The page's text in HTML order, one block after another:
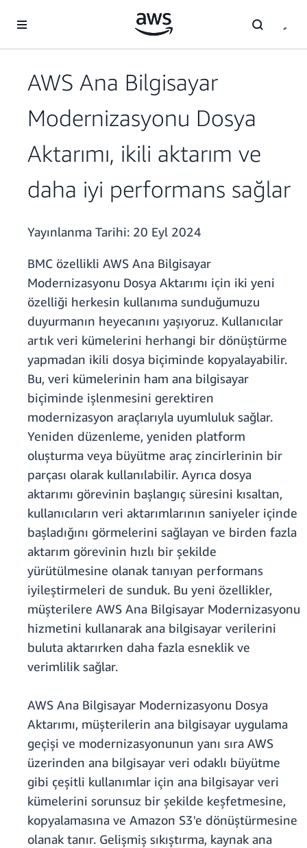
AWS Ana Bilgisayar
Modernizasyonu Dosya
Aktarımı, ikili aktarım ve
daha iyi performans sağlar
Yayınlanma Tarihi: 20 Eyl 2024
BMC özellikli AWS Ana Bilgisayar
Modernizasyonu Dosya Aktarımı için iki yeni
özelliği herkesin kullanıma sunduğumuzu
duyurmanın heyecanını yaşıyoruz. Kullanıcılar
artık veri kümelerini herhangi bir dönüştürme
yapmadan ikili dosya biçiminde kopyalayabilir.
Bu, veri kümelerinin ham ana bilgisayar
biçiminde işlenmesini gerektiren
modernizasyon araçlarıyla uyumluluk sağlar.
Yeniden düzenleme, yeniden platform
oluşturma veya büyütme araç zincirlerinin bir
parçası olarak kullanılabilir. Ayrıca dosya
aktarımı görevinin başlangıç süresini kısaltan,
kullanıcıların veri aktarımlarının saniyeler içinde
başladığını görmelerini sağlayan ve birden fazla
aktarım görevinin hızlı bir şekilde
yürütülmesine olanak tanıyan performans
iyileştirmeleri de sunduk. Bu yeni özellikler,
müşterilere AWS Ana Bilgisayar Modernizasyonu
hizmetini kullanarak ana bilgisayar verilerini
buluta aktarırken daha fazla esneklik ve
verimlilik sağlar.
AWS Ana Bilgisayar Modernizasyonu Dosya
Aktarımı, müşterilerin ana bilgisayar uygulama
geçişi ve modernizasyonunun yanı sıra AWS
üzerinden ana bilgisayar veri odaklı büyütme
gibi çeşitli kullanımlar için ana bilgisayar veri
kümelerini sorunsuz bir şekilde keşfetmesine,
kopyalamasına ve Amazon S3'e dönüştürmesine
olanak tanır. Gelişmiş sıkıştırma, kaynak ana